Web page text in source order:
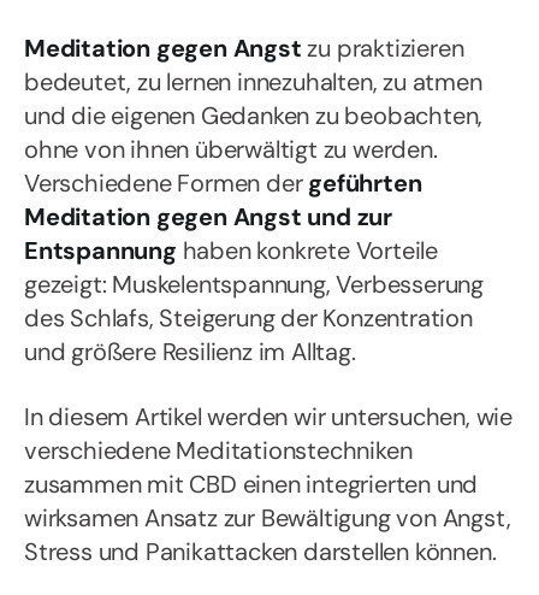
Meditation gegen Angstzu praktizieren
bedeutet, zu lernen innezuhalten, zu atmen
und die eigenen Gedanken zu beobachten,
ohne von ihnen überwältigt zu werden.
Verschiedene Formen dergeführten
Meditation gegen Angst und zur
Entspannung haben konkrete Vorteile
gezeigt: Muskelentspannung, Verbesserung
des Schlafs, Steigerung der Konzentration
und größere Resilienz im Alltag.
In diesem Artikel werden wir untersuchen, wie
verschiedene Meditationstechniken
zusammen mit CBD einen integrierten und
wirksamen Ansatz zur Bewältigung von Angst,
Stress und Panikattacken darstellen können.